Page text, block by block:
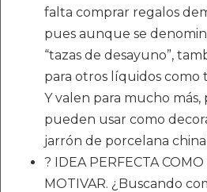
falta comprar regalos
pues aunque se
“tazas de desayuno”,
para otros líquidos como
Y valen para mucho más,
pueden usar como
jarrón de porcelana
? IDEA PERFECTA
MOTIVAR. ¿Buscando